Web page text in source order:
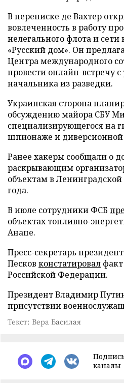
В переписке де Вахтер
вовлеченность в работу
нелегального флота и
«Русский дом». Он
Центра международного
провести онлайн-встречу с
начальника из разведки.
Украинская сторона
обсуждению майора СБУ
специализирующегося на
шпионаже и диверсионной
Ранее хакеры сообщали о
раскрывающим
объектам в Ленинградской
года.
В июле сотрудники ФСБ
объектах топливно-
Анапе.
Пресс-секретарь
Песков констатировал
Российской Федерации.
Президент Владимир
присутствии
Текст: Вера Басилая
каналы